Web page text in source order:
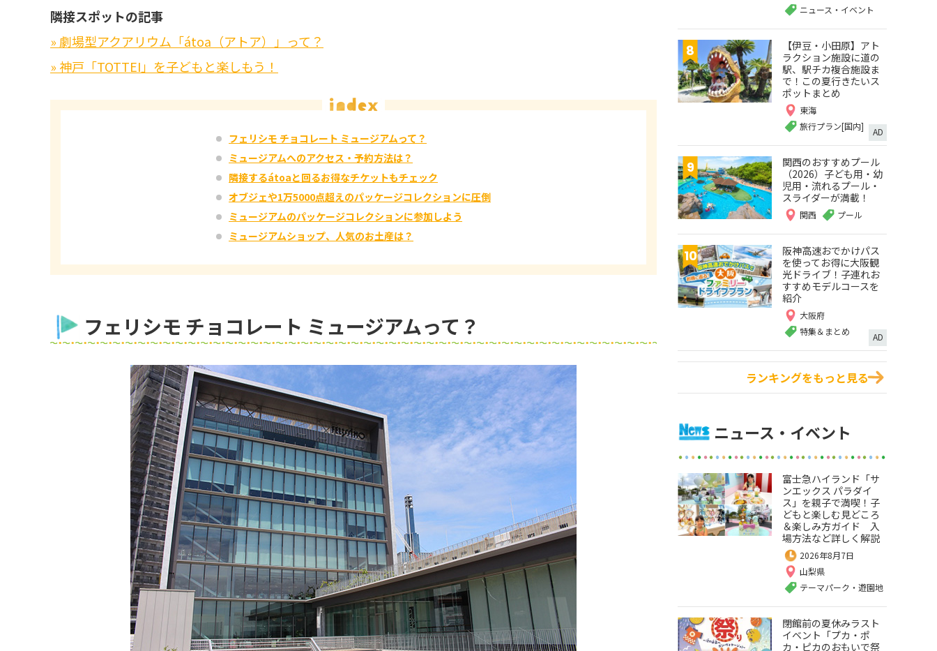
隣接スポットの記事
» 劇場型アクアリウム「átoa（アトア）」って？
» 神戸「TOTTEI」を子どもと楽しもう！
フェリシモ チョコレート ミュージアムって？
ミュージアムへのアクセス・予約方法は？
隣接するátoaと回るお得なチケットもチェック
オブジェや1万5000点超えのパッケージコレクションに圧倒
ミュージアムのパッケージコレクションに参加しよう
ミュージアムショップ、人気のお土産は？
フェリシモ チョコレート ミュージアムって？
ニュース・イベント
【伊豆・小田原】アト
ラクション施設に道の
駅、駅チカ複合施設ま
で！この夏行きたいス
ポットまとめ
東海
旅行プラン[国内]
AD
関西のおすすめプール
（2026）子ども用・幼
児用・流れるプール・
スライダーが満載！
関西 プール
阪神高速おでかけパス
を使ってお得に大阪観
光ドライブ！子連れお
すすめモデルコースを
紹介
大阪府
特集＆まとめ
AD
ランキングをもっと見る
ニュース・イベント
富士急ハイランド「サ
ンエックス パラダイ
ス」を親子で満喫！子
どもと楽しむ見どころ
＆楽しみ方ガイド 入
場方法など詳しく解説
2026年8月7日
山梨県
テーマパーク・遊園地
閉館前の夏休みラスト
イベント「プカ・ポ
カ・ピカのおもいで祭